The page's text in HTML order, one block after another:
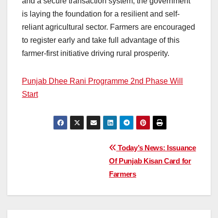
is laying the foundation for a resilient and self-
reliant agricultural sector. Farmers are encouraged
to register early and take full advantage of this
farmer-first initiative driving rural prosperity.
Punjab Dhee Rani Programme 2nd Phase Will
Start
Today’s News: Issuance
Of Punjab Kisan Card for
Farmers